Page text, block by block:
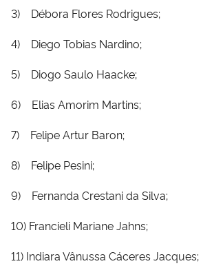
Secretaria-Geral
Secretaria de Governo
Gabinete de Segurança Institucional
Planalto
3)
Débora Flores Rodrigues;
4)
Diego Tobias Nardino;
5)
Diogo Saulo Haacke;
6)
Elias Amorim Martins;
7)
Felipe Artur Baron;
8)
Felipe Pesini;
9)
Fernanda Crestani da Silva;
10) Francieli Mariane Jahns;
11) Indiara Vânussa Cáceres Jacques;